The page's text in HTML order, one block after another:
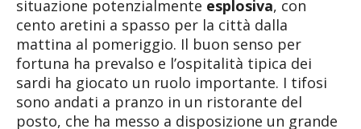
situazione potenzialmente esplosiva, con
cento aretini a spasso per la città dalla
mattina al pomeriggio. Il buon senso per
fortuna ha prevalso e l’ospitalità tipica dei
sardi ha giocato un ruolo importante. I tifosi
sono andati a pranzo in un ristorante del
posto, che ha messo a disposizione un grande